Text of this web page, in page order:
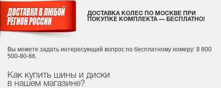
Как купить шины и диски
в нашем магазине?
ДОСТАВКА КОЛЕС ПО МОСКВЕ ПРИ
ПОКУПКЕ КОМПЛЕКТА — БЕСПЛАТНО!
Вы можете задать интересующий вопрос по бесплатному номеру: 8 800
500-80-66.